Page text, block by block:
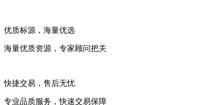
优质标源，海量优选
海量优质资源，专家顾问把关
快捷交易，售后无忧
专业品质服务，快速交易保障